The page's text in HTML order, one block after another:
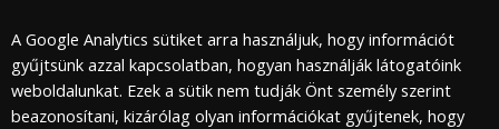
A Google Analytics sütiket arra használjuk, hogy információt
gyűjtsünk azzal kapcsolatban, hogyan használják látogatóink
weboldalunkat. Ezek a sütik nem tudják Önt személy szerint
beazonosítani, kizárólag olyan információkat gyűjtenek, hogy